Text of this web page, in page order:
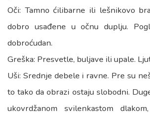
Oči: Tamno ćilibarne ili lešnikovo
dobro usađene u očnu duplju.
dobroćudan.
Greška: Presvetle, buljave ili upale.
Uši: Srednje debele i ravne. Pre su
to tako da obrazi ostaju slobodni.
ukovrdžanom svilenkastom